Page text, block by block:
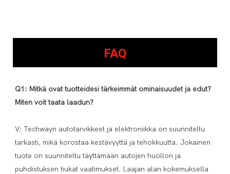
FAQ
Q1: Mitkä ovat tuotteidesi tärkeimmät ominaisuudet ja edut?
V: Techwayn autotarvikkeet ja elektroniikka on suunniteltu
tarkasti, mikä korostaa kestävyyttä ja tehokkuutta. Jokainen
tuote on suunniteltu täyttämään autojen huollon ja
puhdistuksen tiukat vaatimukset. Laajan alan kokemuksella